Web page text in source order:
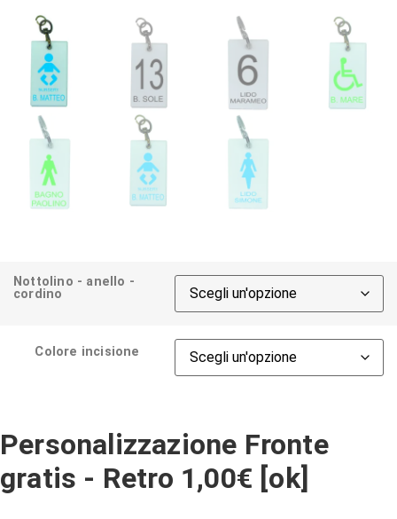
Nottolino - anello -
cordino
Colore incisione
Personalizzazione Fronte
gratis - Retro 1,00€ [ok]